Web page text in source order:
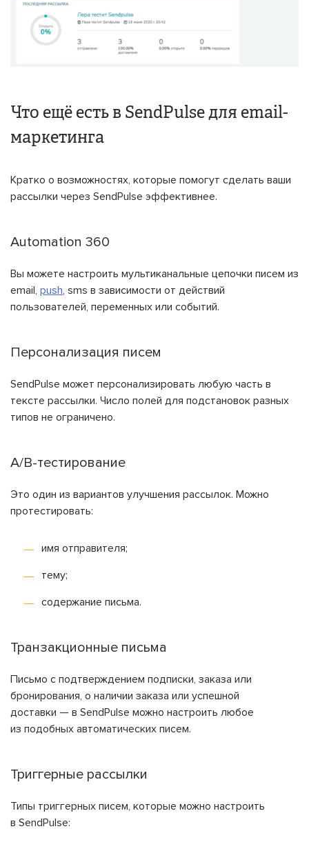
Что ещё есть в SendPulse для email-
маркетинга
Кратко о возможностях, которые помогут сделать ваши
рассылки через SendPulse эффективнее.
Automation 360
Вы можете настроить мультиканальные цепочки писем из
email, push, sms в зависимости от действий
пользователей, переменных или событий.
Персонализация писем
SendPulse может персонализировать любую часть в
тексте рассылки. Число полей для подстановок разных
типов не ограничено.
A/B-тестирование
Это один из вариантов улучшения рассылок. Можно
протестировать:
имя отправителя;
тему;
содержание письма.
Транзакционные письма
Письмо с подтверждением подписки, заказа или
бронирования, о наличии заказа или успешной
доставки — в SendPulse можно настроить любое
из подобных автоматических писем.
Триггерные рассылки
Типы триггерных писем, которые можно настроить
в SendPulse: